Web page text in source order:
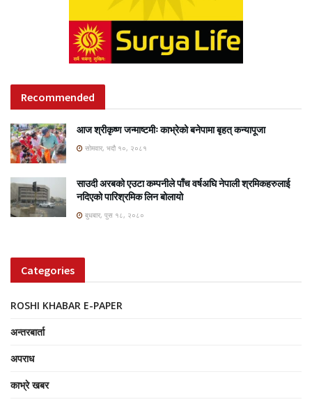
Recommended
आज श्रीकृष्ण जन्माष्टमीः काभ्रेको बनेपामा बृहत् कन्यापूजा
सोमवार, भदौ १०, २०८१
साउदी अरबको एउटा कम्पनीले पाँच वर्षअघि नेपाली श्रमिकहरुलाई
नदिएको पारिश्रमिक लिन बोलायो
बुधबार, पुस १८, २०८०
Categories
ROSHI KHABAR E-PAPER
अन्तरबार्ता
अपराध
काभ्रे खबर